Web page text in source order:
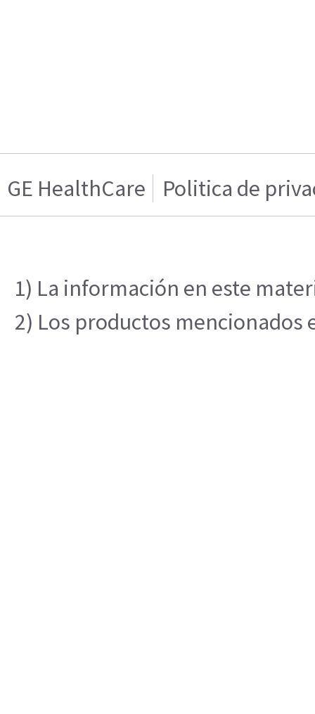
GE HealthCare Politica de
1) La información en este
2) Los productos mencionados